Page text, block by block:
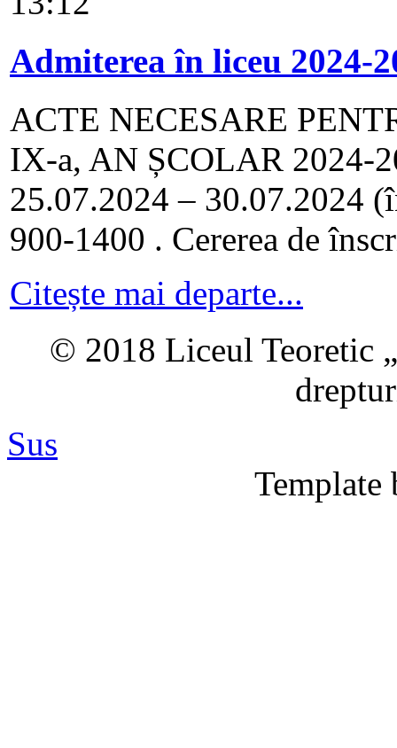
Admiterea în liceu 2024-
ACTE NECESARE
IX-a, AN ȘCOLAR 2024-
25.07.2024 – 30.07.2024
900-1400 . Cererea de
Citește mai departe...
© 2018 Liceul Teoretic
Sus
Template